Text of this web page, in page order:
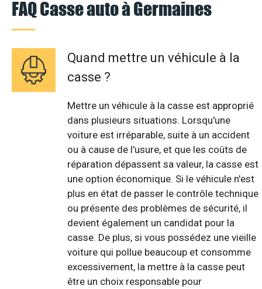
FAQ Casse auto à Germaines
Quand mettre un véhicule à la
casse ?
Mettre un véhicule à la casse est approprié
dans plusieurs situations. Lorsqu'une
voiture est irréparable, suite à un accident
ou à cause de l'usure, et que les coûts de
réparation dépassent sa valeur, la casse est
une option économique. Si le véhicule n'est
plus en état de passer le contrôle technique
ou présente des problèmes de sécurité, il
devient également un candidat pour la
casse. De plus, si vous possédez une vieille
voiture qui pollue beaucoup et consomme
excessivement, la mettre à la casse peut
être un choix responsable pour